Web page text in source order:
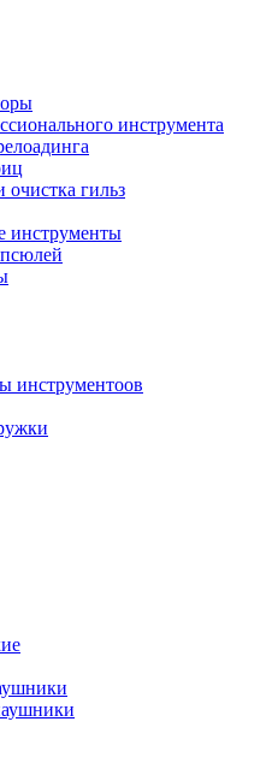
инструмента
очистка гильз
инструменты
инструментоов